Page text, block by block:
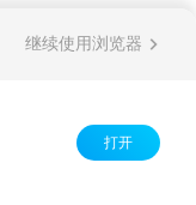
继续使用浏览器
打开